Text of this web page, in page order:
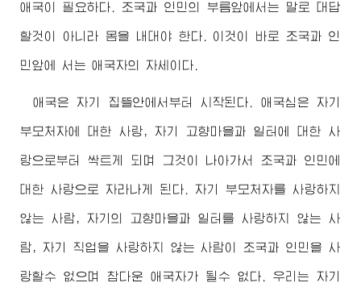
애국이 필요하다. 조국과 인민의 부름앞에서는 말로 대답
할것이 아니라 몸을 내대야 한다. 이것이 바로 조국과 인
민앞에 서는 애국자의 자세이다.
애국은 자기 집뜰안에서부터 시작된다. 애국심은 자기
부모처자에 대한 사랑, 자기 고향마을과 일터에 대한 사
랑으로부터 싹트게 되며 그것이 나아가서 조국과 인민에
대한 사랑으로 자라나게 된다. 자기 부모처자를 사랑하지
않는 사람, 자기의 고향마을과 일터를 사랑하지 않는 사
람, 자기 직업을 사랑하지 않는 사람이 조국과 인민을 사
랑할수 없으며 참다운 애국자가 될수 없다. 우리는 자기